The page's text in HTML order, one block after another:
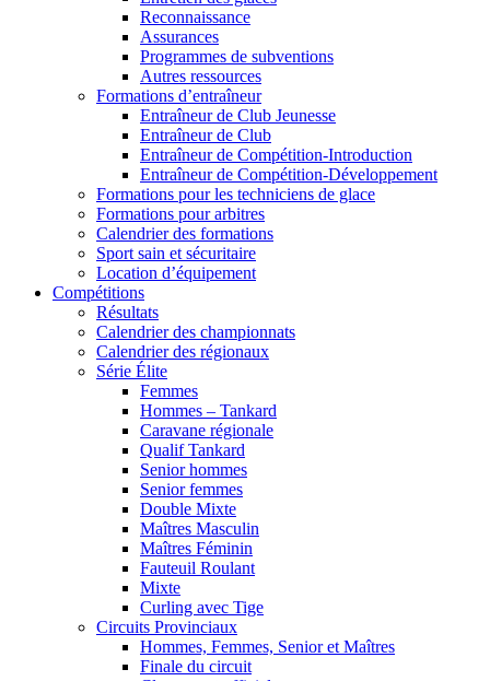
Reconnaissance
Assurances
Programmes de subventions
Autres ressources
Formations d’entraîneur
Entraîneur de Club Jeunesse
Entraîneur de Club
Entraîneur de Compétition-Introduction
Entraîneur de Compétition-Développement
Formations pour les techniciens de glace
Formations pour arbitres
Calendrier des formations
Sport sain et sécuritaire
Location d’équipement
Compétitions
Résultats
Calendrier des championnats
Calendrier des régionaux
Série Élite
Femmes
Hommes – Tankard
Caravane régionale
Qualif Tankard
Senior hommes
Senior femmes
Double Mixte
Maîtres Masculin
Maîtres Féminin
Fauteuil Roulant
Mixte
Curling avec Tige
Circuits Provinciaux
Hommes, Femmes, Senior et Maîtres
Finale du circuit